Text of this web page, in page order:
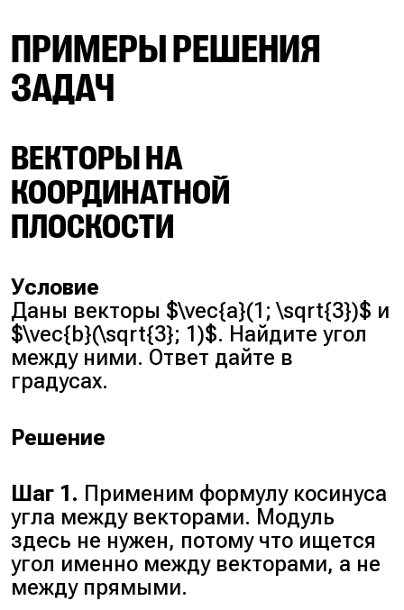
ПРИМЕРЫ РЕШЕНИЯ
ЗАДАЧ
ВЕКТОРЫ НА
КООРДИНАТНОЙ
ПЛОСКОСТИ
Условие
Даны векторы $\vec{a}(1; \sqrt{3})$ и
$\vec{b}(\sqrt{3}; 1)$. Найдите угол
между ними. Ответ дайте в
градусах.
Решение
Шаг 1. Применим формулу косинуса
угла между векторами. Модуль
здесь не нужен, потому что ищется
угол именно между векторами, а не
между прямыми.